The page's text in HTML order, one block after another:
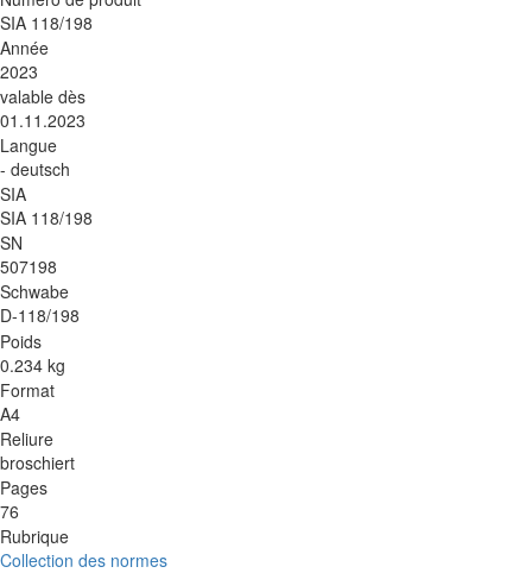
SIA 118/198
Année
2023
valable dès
01.11.2023
Langue
- deutsch
SIA
SIA 118/198
SN
507198
Schwabe
D-118/198
Poids
0.234 kg
Format
A4
Reliure
broschiert
Pages
76
Rubrique
Collection des normes